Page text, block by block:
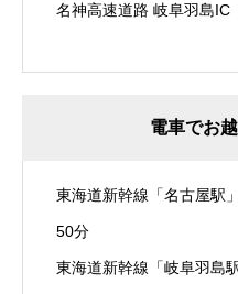
名神高速道路 岐阜羽島
電車でお
東海道新幹線「名古屋
50分
東海道新幹線「岐阜羽